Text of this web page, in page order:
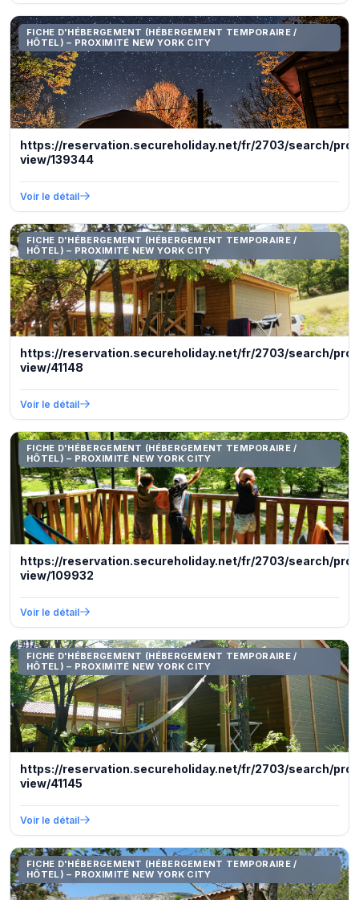
FICHE D'HÉBERGEMENT (HÉBERGEMENT TEMPORAIRE /
HÔTEL) – PROXIMITÉ NEW YORK CITY
https://reservation.secureholiday.net/fr/2703/search/
view/139344
Voir le détail
FICHE D'HÉBERGEMENT (HÉBERGEMENT TEMPORAIRE /
HÔTEL) – PROXIMITÉ NEW YORK CITY
https://reservation.secureholiday.net/fr/2703/search/
view/41148
Voir le détail
FICHE D'HÉBERGEMENT (HÉBERGEMENT TEMPORAIRE /
HÔTEL) – PROXIMITÉ NEW YORK CITY
https://reservation.secureholiday.net/fr/2703/search/
view/109932
Voir le détail
FICHE D'HÉBERGEMENT (HÉBERGEMENT TEMPORAIRE /
HÔTEL) – PROXIMITÉ NEW YORK CITY
https://reservation.secureholiday.net/fr/2703/search/
view/41145
Voir le détail
FICHE D'HÉBERGEMENT (HÉBERGEMENT TEMPORAIRE /
HÔTEL) – PROXIMITÉ NEW YORK CITY